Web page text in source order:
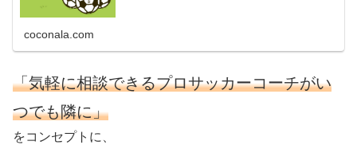
coconala.com
「気軽に相談できるプロサッカーコーチがい
つでも隣に」
をコンセプトに、